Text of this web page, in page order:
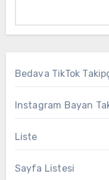
Bedava TikTok
Instagram Bayan
Liste
Sayfa Listesi